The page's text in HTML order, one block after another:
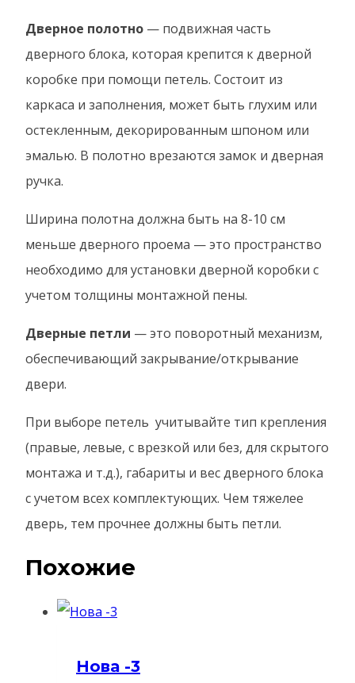
Дверное полотно — подвижная часть
дверного блока, которая крепится к дверной
коробке при помощи петель. Состоит из
каркаса и заполнения, может быть глухим или
остекленным, декорированным шпоном или
эмалью. В полотно врезаются замок и дверная
ручка.
Ширина полотна должна быть на 8-10 см
меньше дверного проема — это пространство
необходимо для установки дверной коробки с
учетом толщины монтажной пены.
Дверные петли — это поворотный механизм,
обеспечивающий закрывание/открывание
двери.
При выборе петель учитывайте тип крепления
(правые, левые, с врезкой или без, для скрытого
монтажа и т.д.), габариты и вес дверного блока
с учетом всех комплектующих. Чем тяжелее
дверь, тем прочнее должны быть петли.
Похожие
Нова -3